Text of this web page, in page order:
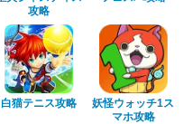
攻略
白猫テニス攻略
妖怪ウォッチ1ス
マホ攻略